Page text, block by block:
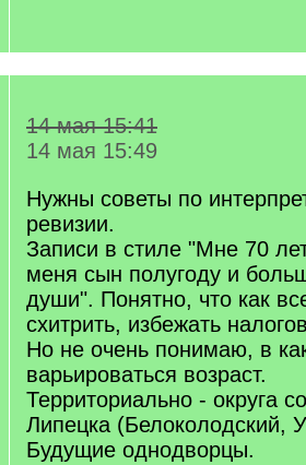
14 мая 15:41
14 мая 15:49
Нужны советы по
ревизии.
Записи в стиле "Мне 70
меня сын полугоду и
души". Понятно, что как
схитрить, избежать
Но не очень понимаю, в
варьироваться возраст.
Территориально - округа
Липецка (Белоколодский,
Будущие однодворцы.